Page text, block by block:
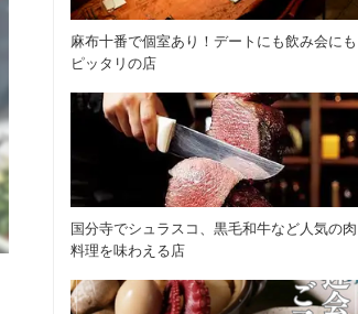
麻布十番で個室あり！デートにも飲み会にも
ピッタリの店
国分寺でシュラスコ、黒毛和牛など人気の肉
料理を味わえる店